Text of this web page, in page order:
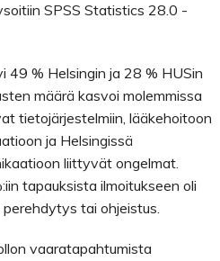
SPSS Statistics 28.0 -
49 % Helsingin ja 28 % HUSin
määrä kasvoi molemmissa
tietojärjestelmiin, lääkehoitoon
ja Helsingissä
liittyvät ongelmat.
tapauksista ilmoitukseen oli
tai ohjeistus.
vaaratapahtumista